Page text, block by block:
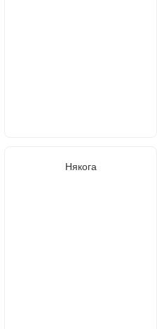
Някога